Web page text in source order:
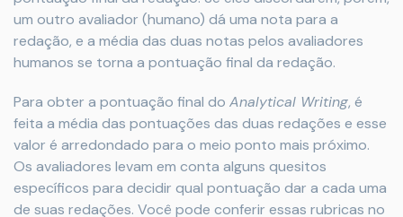
um outro avaliador (humano) dá uma nota para a
redação, e a média das duas notas pelos avaliadores
humanos se torna a pontuação final da redação.
Para obter a pontuação final do Analytical Writing, é
feita a média das pontuações das duas redações e esse
valor é arredondado para o meio ponto mais próximo.
Os avaliadores levam em conta alguns quesitos
específicos para decidir qual pontuação dar a cada uma
de suas redações. Você pode conferir essas rubricas no